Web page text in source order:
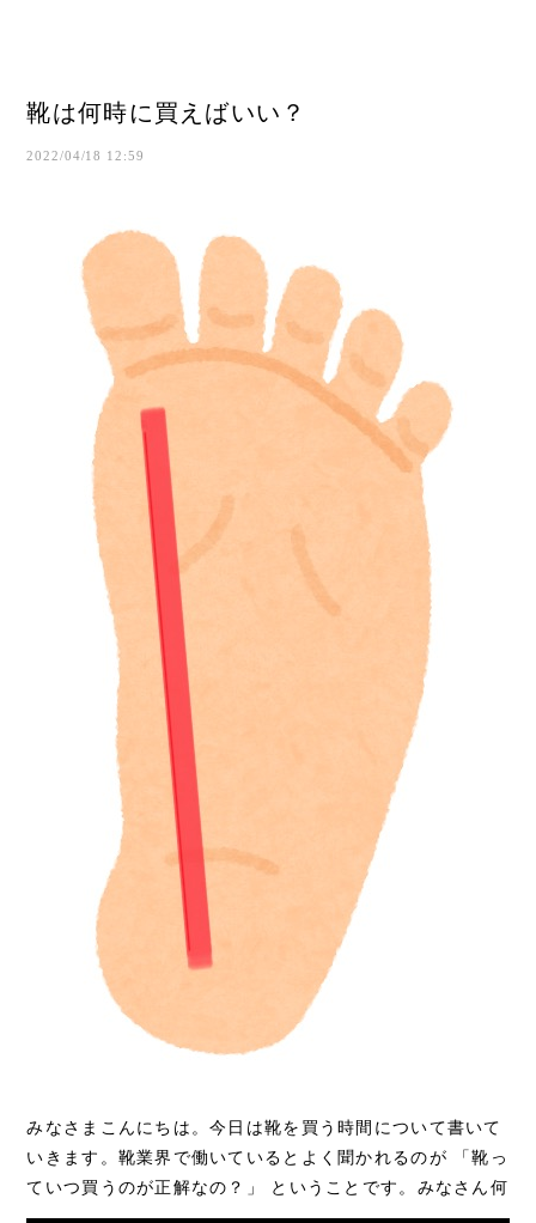
靴は何時に買えばいい？
2022/04/18 12:59
みなさまこんにちは。今日は靴を買う時間について書いて
いきます。靴業界で働いているとよく聞かれるのが 「靴っ
ていつ買うのが正解なの？」 ということです。みなさん何
となく、「むくんでいる時に買...